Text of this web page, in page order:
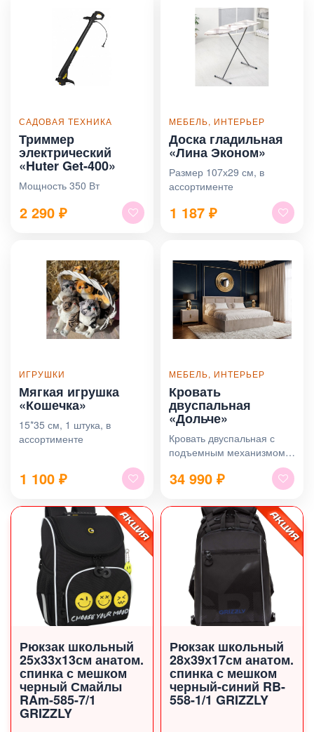
САДОВАЯ ТЕХНИКА
Триммер
электрический
«Huter Get-400»
Мощность 350 Вт
2 290 ₽
МЕБЕЛЬ, ИНТЕРЬЕР
Доска гладильная
«Лина Эконом»
Размер 107х29 см, в
ассортименте
1 187 ₽
ИГРУШКИ
Мягкая игрушка
«Кошечка»
15*35 см, 1 штука, в
ассортименте
1 100 ₽
МЕБЕЛЬ, ИНТЕРЬЕР
Кровать
двуспальная
«Дольче»
Кровать двуспальная с
подъемным механизмом.
Размер спального места
160 х 200 см
34 990 ₽
Рюкзак школьный
25х33х13см анатом.
спинка с мешком
черный Смайлы
RAm-585-7/1
GRIZZLY
Рюкзак школьный
28х39х17см анатом.
спинка с мешком
черный-синий RB-
558-1/1 GRIZZLY